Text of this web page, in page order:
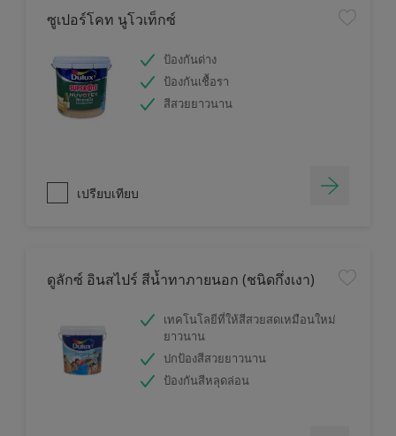
ซูเปอร์โคท นูโวเท็กซ์
ป้องกันด่าง
ป้องกันเชื้อรา
สีสวยยาวนาน
เปรียบเทียบ
ดูลักซ์ อินสไปร์ สีน้ำทาภายนอก (ชนิดกึ่งเงา)
เทคโนโลยีที่ให้สีสวยสดเหมือนใหม่
ยาวนาน
ปกป้องสีสวยยาวนาน
ป้องกันสีหลุดล่อน